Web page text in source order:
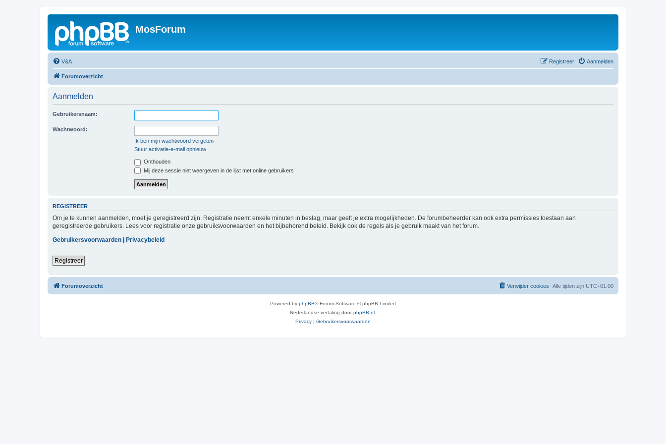
MosForum
V&A Aanmelden
Registreer
Forumoverzicht
Aanmelden
Gebruikersnaam:
Wachtwoord:
Ik ben mijn wachtwoord vergeten
Stuur activatie-e-mail opnieuw
Onthouden
Mij deze sessie niet weergeven in de lijst met online gebruikers
REGISTREER
Om je te kunnen aanmelden, moet je geregistreerd zijn. Registratie neemt enkele minuten in beslag, maar geeft je extra mogelijkheden. De forumbeheerder kan ook extra permissies toestaan aan
geregistreerde gebruikers. Lees voor registratie onze gebruiksvoorwaarden en het bijbehorend beleid. Bekijk ook de regels als je gebruik maakt van het forum.
Gebruikersvoorwaarden | Privacybeleid
Registreer
Forumoverzicht Alle tijden zijn UTC+01:00
Verwijder cookies
Powered by phpBB® Forum Software © phpBB Limited
Nederlandse vertaling doorphpBB.nl
Privacy | Gebruikersvoorwaarden